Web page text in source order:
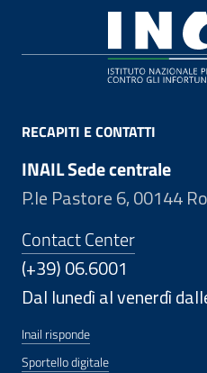
RECAPITI E CONTATTI
INAIL Sede centrale
P.le Pastore 6, 00144
Contact Center
(+39) 06.6001
Dal lunedì al venerdì
Inail risponde
Sportello digitale